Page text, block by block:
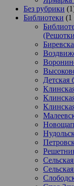
Без рубрики
Библиотеки (1
Детская